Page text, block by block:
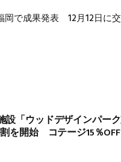
岡で成果発表 12月12日に
設「ウッドデザインパー
を開始 コテージ15％OFF